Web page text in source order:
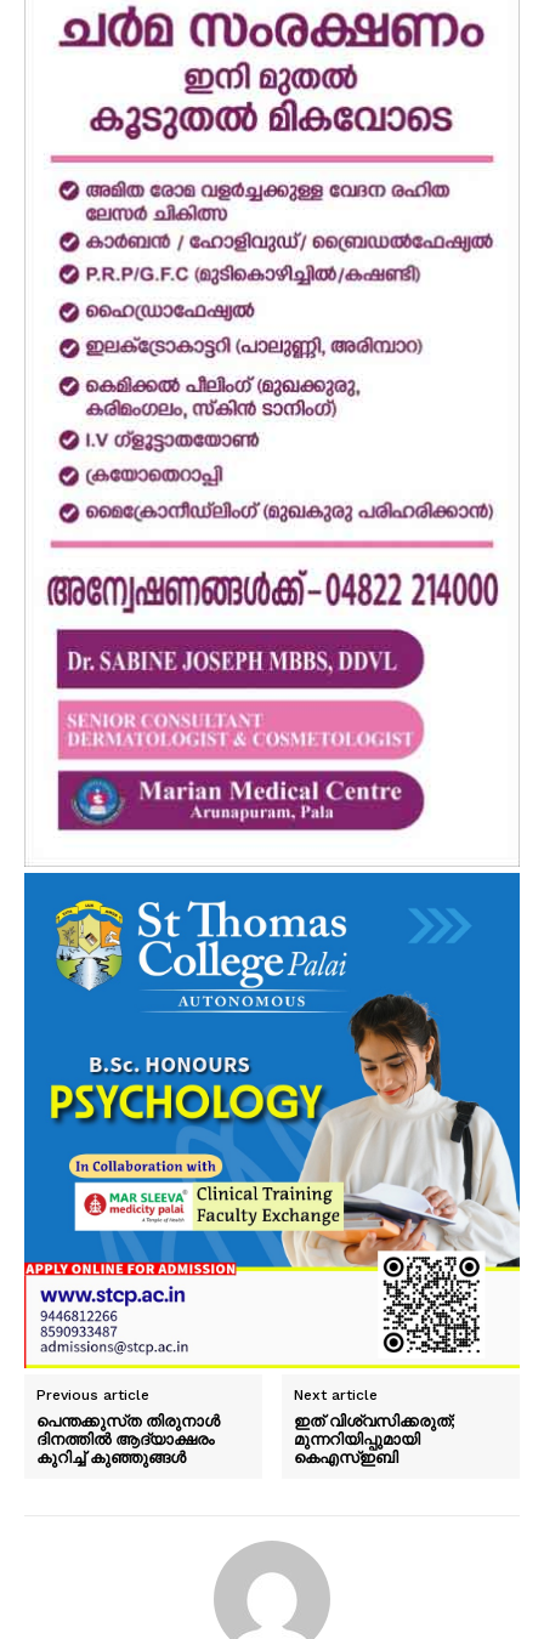
Previous article
പെന്തക്കുസ്‌ത തിരുനാള്‍
ദിനത്തില്‍ ആദ്യാക്ഷരം
കുറിച്ച് കുഞ്ഞുങ്ങള്‍
Next article
ഇത് വിശ്വസിക്കരുത്;
മുന്നറിയിപ്പുമായി
കെഎസ്ഇബി